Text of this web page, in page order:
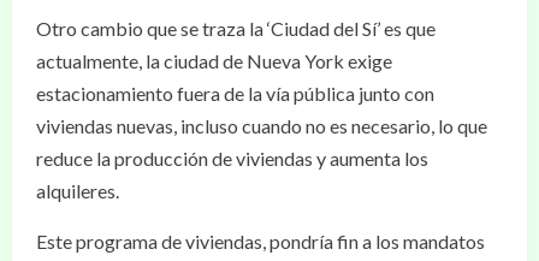
Otro cambio que se traza la ‘Ciudad del Sí’ es que
actualmente, la ciudad de Nueva York exige
estacionamiento fuera de la vía pública junto con
viviendas nuevas, incluso cuando no es necesario, lo que
reduce la producción de viviendas y aumenta los
alquileres.
Este programa de viviendas, pondría fin a los mandatos